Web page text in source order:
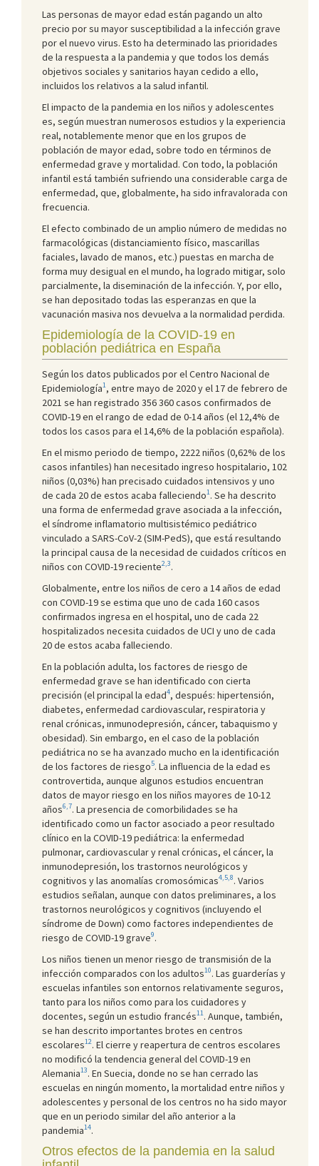
Las personas de mayor edad están pagando un alto
precio por su mayor susceptibilidad a la infección grave
por el nuevo virus. Esto ha determinado las prioridades
de la respuesta a la pandemia y que todos los demás
objetivos sociales y sanitarios hayan cedido a ello,
incluidos los relativos a la salud infantil.
El impacto de la pandemia en los niños y adolescentes
es, según muestran numerosos estudios y la experiencia
real, notablemente menor que en los grupos de
población de mayor edad, sobre todo en términos de
enfermedad grave y mortalidad. Con todo, la población
infantil está también sufriendo una considerable carga de
enfermedad, que, globalmente, ha sido infravalorada con
frecuencia.
El efecto combinado de un amplio número de medidas no
farmacológicas (distanciamiento físico, mascarillas
faciales, lavado de manos, etc.) puestas en marcha de
forma muy desigual en el mundo, ha logrado mitigar, solo
parcialmente, la diseminación de la infección. Y, por ello,
se han depositado todas las esperanzas en que la
vacunación masiva nos devuelva a la normalidad perdida.
Epidemiología de la COVID-19 en
población pediátrica en España
Según los datos publicados por el Centro Nacional de
Epidemiología1, entre mayo de 2020 y el 17 de febrero de
2021 se han registrado 356 360 casos confirmados de
COVID-19 en el rango de edad de 0-14 años (el 12,4% de
todos los casos para el 14,6% de la población española).
En el mismo periodo de tiempo, 2222 niños (0,62% de los
casos infantiles) han necesitado ingreso hospitalario, 102
niños (0,03%) han precisado cuidados intensivos y uno
de cada 20 de estos acaba falleciendo1. Se ha descrito
una forma de enfermedad grave asociada a la infección,
el síndrome inflamatorio multisistémico pediátrico
vinculado a SARS-CoV-2 (SIM-PedS), que está resultando
la principal causa de la necesidad de cuidados críticos en
niños con COVID-19 reciente2,3.
Globalmente, entre los niños de cero a 14 años de edad
con COVID-19 se estima que uno de cada 160 casos
confirmados ingresa en el hospital, uno de cada 22
hospitalizados necesita cuidados de UCI y uno de cada
20 de estos acaba falleciendo.
En la población adulta, los factores de riesgo de
enfermedad grave se han identificado con cierta
precisión (el principal la edad4, después: hipertensión,
diabetes, enfermedad cardiovascular, respiratoria y
renal crónicas, inmunodepresión, cáncer, tabaquismo y
obesidad). Sin embargo, en el caso de la población
pediátrica no se ha avanzado mucho en la identificación
de los factores de riesgo5. La influencia de la edad es
controvertida, aunque algunos estudios encuentran
datos de mayor riesgo en los niños mayores de 10-12
años6,7. La presencia de comorbilidades se ha
identificado como un factor asociado a peor resultado
clínico en la COVID-19 pediátrica: la enfermedad
pulmonar, cardiovascular y renal crónicas, el cáncer, la
inmunodepresión, los trastornos neurológicos y
cognitivos y las anomalías cromosómicas4,5,8. Varios
estudios señalan, aunque con datos preliminares, a los
trastornos neurológicos y cognitivos (incluyendo el
síndrome de Down) como factores independientes de
riesgo de COVID-19 grave9.
Los niños tienen un menor riesgo de transmisión de la
infección comparados con los adultos10. Las guarderías y
escuelas infantiles son entornos relativamente seguros,
tanto para los niños como para los cuidadores y
docentes, según un estudio francés11. Aunque, también,
se han descrito importantes brotes en centros
escolares12. El cierre y reapertura de centros escolares
no modificó la tendencia general del COVID-19 en
Alemania13. En Suecia, donde no se han cerrado las
escuelas en ningún momento, la mortalidad entre niños y
adolescentes y personal de los centros no ha sido mayor
que en un periodo similar del año anterior a la
pandemia14.
Otros efectos de la pandemia en la salud